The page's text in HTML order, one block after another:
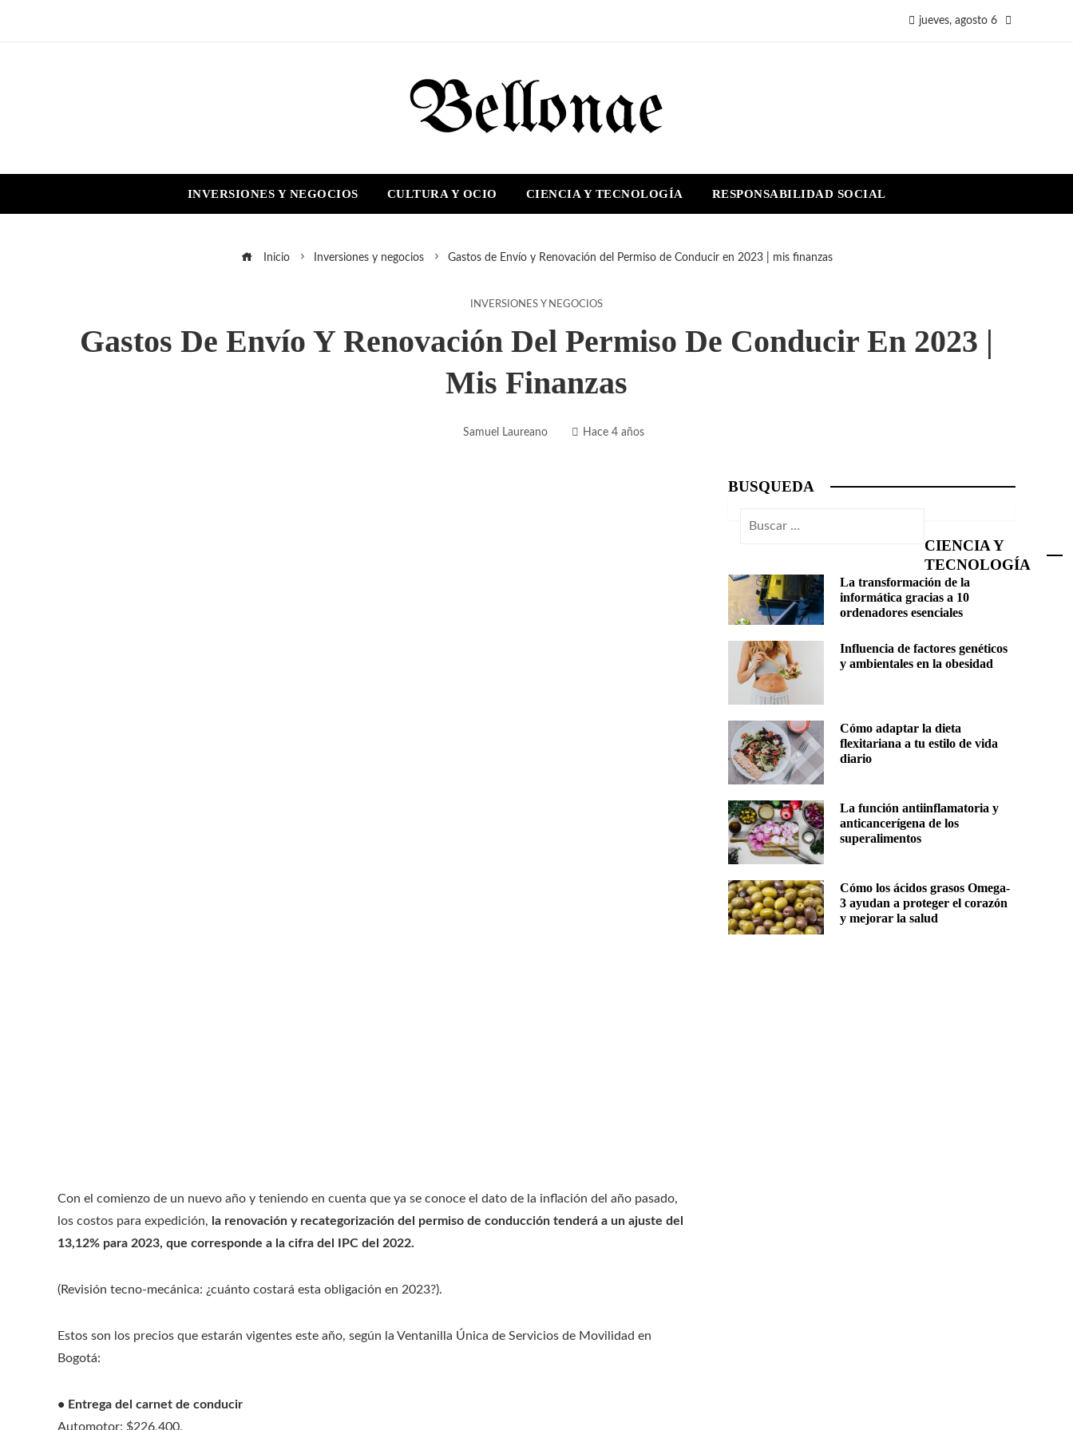
jueves, agosto 6
INVERSIONES Y NEGOCIOS CULTURA Y OCIO CIENCIA Y TECNOLOGÍA RESPONSABILIDAD SOCIAL
Inicio Inversiones y negocios Gastos de Envío y Renovación del Permiso de Conducir en 2023 | mis finanzas
INVERSIONES Y NEGOCIOS
Gastos De Envío Y Renovación Del Permiso De Conducir En 2023 |
Mis Finanzas
Samuel Laureano Hace 4 años
Con el comienzo de un nuevo año y teniendo en cuenta que ya se conoce el dato de la inflación del año pasado,
los costos para expedición, la renovación y recategorización del permiso de conducción tenderá a un ajuste del
13,12% para 2023, que corresponde a la cifra del IPC del 2022.
(Revisión tecno-mecánica: ¿cuánto costará esta obligación en 2023?).
Estos son los precios que estarán vigentes este año, según la Ventanilla Única de Servicios de Movilidad en
Bogotá:
• Entrega del carnet de conducir
Automotor: $226,400.
BUSQUEDA
Buscar:
CIENCIA Y
TECNOLOGÍA
La transformación de la
informática gracias a 10
ordenadores esenciales
Influencia de factores genéticos
y ambientales en la obesidad
Cómo adaptar la dieta
flexitariana a tu estilo de vida
diario
La función antiinflamatoria y
anticancerígena de los
superalimentos
Cómo los ácidos grasos Omega-
3 ayudan a proteger el corazón
y mejorar la salud